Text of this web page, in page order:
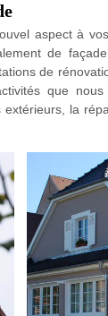
aspect à
de
de
que
la